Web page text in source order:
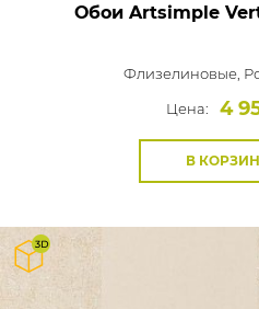
Обои Artsimple
Флизелиновые,
Цена:
4
В